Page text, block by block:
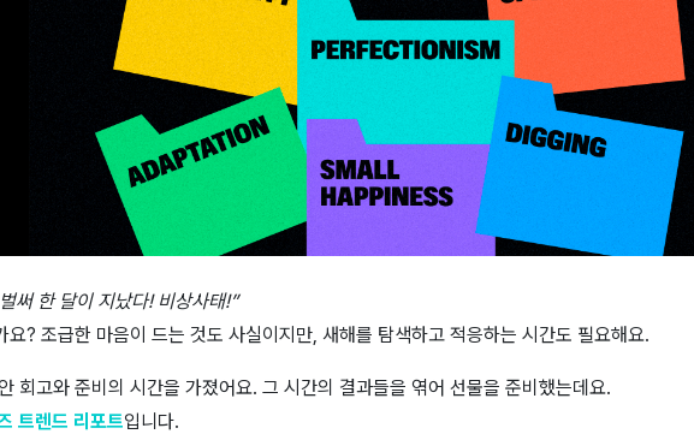
써 한 달이 지났다! 비상사태!”
요? 조급한 마음이 드는 것도 사실이지만, 새해를 탐색하고 적응하는 시간도 필요해요.
회고와 준비의 시간을 가졌어요. 그 시간의 결과들을 엮어 선물을 준비했는데요.
트렌드 리포트입니다.